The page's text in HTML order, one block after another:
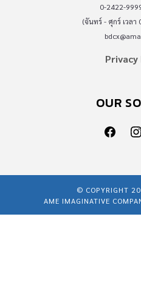
0-2422-
(จันทร์ - ศุกร์ เวลา
Privacy
OUR
© COPYRIGHT
AME IMAGINATIVE